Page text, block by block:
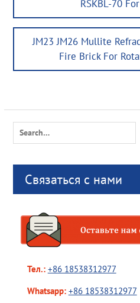
RSKBL-70
Next
JM23 JM26 Mullite
Fire Brick For
Search
Связаться с нами
Тел.: +86 18538312977
Whatsapp: +86 18538312977